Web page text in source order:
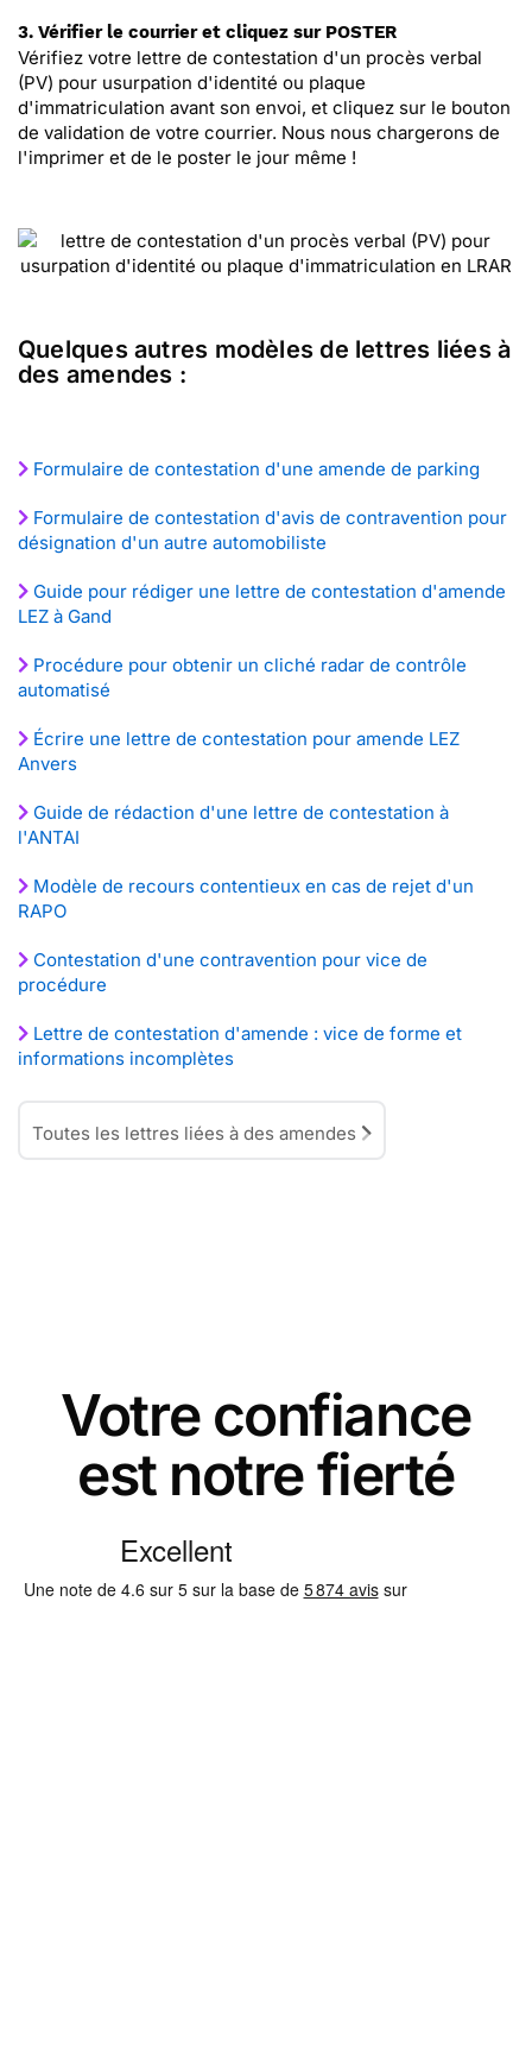
3. Vérifier le courrier et cliquez sur POSTER
Vérifiez votre lettre de contestation d'un procès verbal
(PV) pour usurpation d'identité ou plaque
d'immatriculation avant son envoi, et cliquez sur le bouton
de validation de votre courrier. Nous nous chargerons de
l'imprimer et de le poster le jour même !
Quelques autres modèles de lettres liées à
des amendes :
Formulaire de contestation d'une amende de parking
Formulaire de contestation d'avis de contravention pour
désignation d'un autre automobiliste
Guide pour rédiger une lettre de contestation d'amende
LEZ à Gand
Procédure pour obtenir un cliché radar de contrôle
automatisé
Écrire une lettre de contestation pour amende LEZ
Anvers
Guide de rédaction d'une lettre de contestation à
l'ANTAI
Modèle de recours contentieux en cas de rejet d'un
RAPO
Contestation d'une contravention pour vice de
procédure
Lettre de contestation d'amende : vice de forme et
informations incomplètes
Toutes les lettres liées à des amendes
Votre confiance
est notre fierté